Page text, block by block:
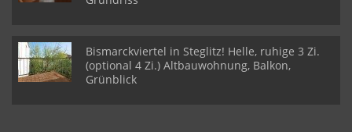
Bismarckviertel in Steglitz! Helle, ruhige 3 Zi.
(optional 4 Zi.) Altbauwohnung, Balkon,
Grünblick